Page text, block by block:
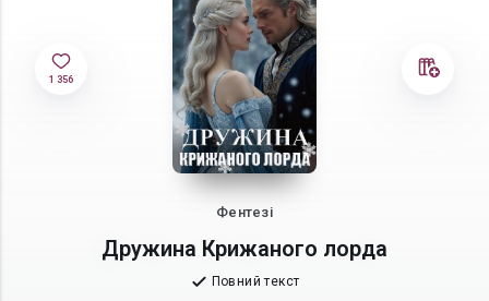
1 356
Фентезі
Дружина Крижаного лорда
Повний текст